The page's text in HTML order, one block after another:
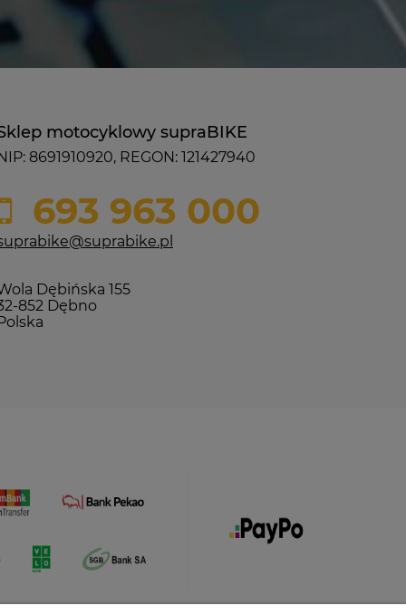
motocyklowy supraBIKE
8691910920, REGON: 121427940
693 963 000
Dębińska 155
852 Dębno